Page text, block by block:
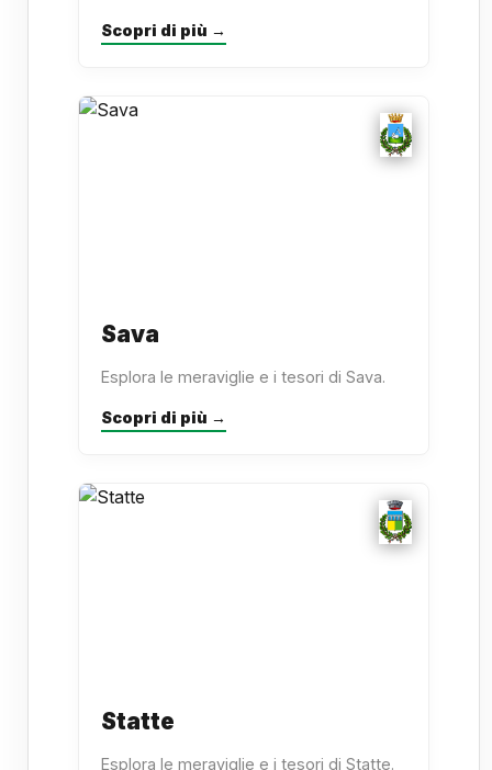
Scopri di più →
Sava
Esplora le meraviglie e i tesori di Sava.
Scopri di più →
Statte
Esplora le meraviglie e i tesori di Statte.